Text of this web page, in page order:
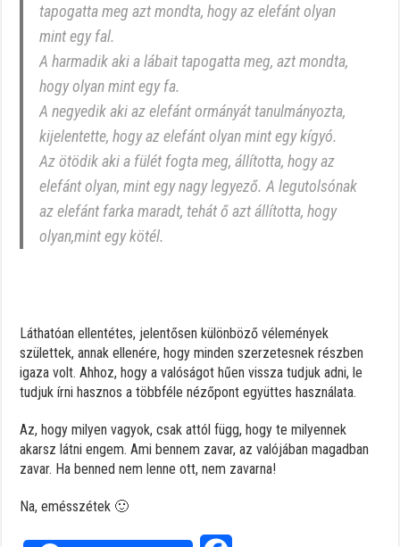
tapogatta meg azt mondta, hogy az elefánt olyan
mint egy fal.
A harmadik aki a lábait tapogatta meg, azt mondta,
hogy olyan mint egy fa.
A negyedik aki az elefánt ormányát tanulmányozta,
kijelentette, hogy az elefánt olyan mint egy kígyó.
Az ötödik aki a fülét fogta meg, állította, hogy az
elefánt olyan, mint egy nagy legyező. A legutolsónak
az elefánt farka maradt, tehát ő azt állította, hogy
olyan,mint egy kötél.
Láthatóan ellentétes, jelentősen különböző vélemények
születtek, annak ellenére, hogy minden szerzetesnek részben
igaza volt. Ahhoz, hogy a valóságot hűen vissza tudjuk adni, le
tudjuk írni hasznos a többféle nézőpont együttes használata.
Az, hogy milyen vagyok, csak attól függ, hogy te milyennek
akarsz látni engem. Ami bennem zavar, az valójában magadban
zavar. Ha benned nem lenne ott, nem zavarna!
Na, emésszétek 🙂